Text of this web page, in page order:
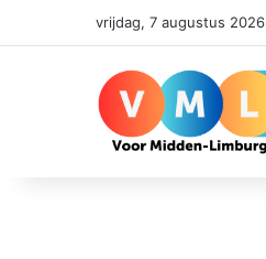
vrijdag, 7 augustus 2026